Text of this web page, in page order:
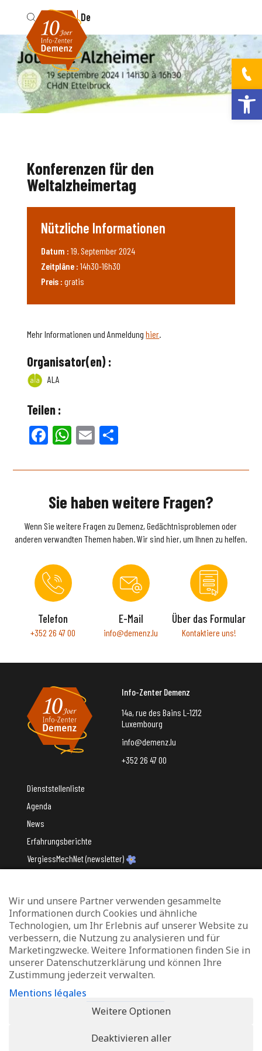
Fr De
Mehr Informationen und Anmeldunghier.
Organisator(en) :
ALA
Teilen :
Facebook
WhatsApp
Email
Konferenzen für den
Weltalzheimertag
Nützliche Informationen
Datum : 19. September 2024
Zeitpläne : 14h30-16h30
Preis : gratis
Sie haben weitere Fragen?
Wenn Sie weitere Fragen zu Demenz, Gedächtnisproblemen oder
anderen verwandten Themen haben. Wir sind hier, um Ihnen zu helfen.
Telefon
+352 26 47 00
E-Mail
info@demenz.lu
Über das Formular
Kontaktiere uns!
Info-Zenter Demenz
14a, rue des Bains L-1212
Luxembourg
info@demenz.lu
+352 26 47 00
Dienststellenliste
Agenda
News
Erfahrungsberichte
VergiessMechNet (newsletter)
Mit Unterstützung des
Datenschutz und Verwaltung von Cookies
Rechtliche Hinweise
Erklärung zur Barrierefreiheit
Wir und unsere Partner verwenden gesammelte
Informationen durch Cookies und ähnliche
Technologien, um Ihr Erlebnis auf unserer Website zu
verbessern, die Nutzung zu analysieren und für
Marketingzwecke. Weitere Informationen finden Sie in
unserer Datenschutzerklärung und können Ihre
Zustimmung jederzeit verwalten.
Mentions légales
Weitere Optionen
Deaktivieren aller